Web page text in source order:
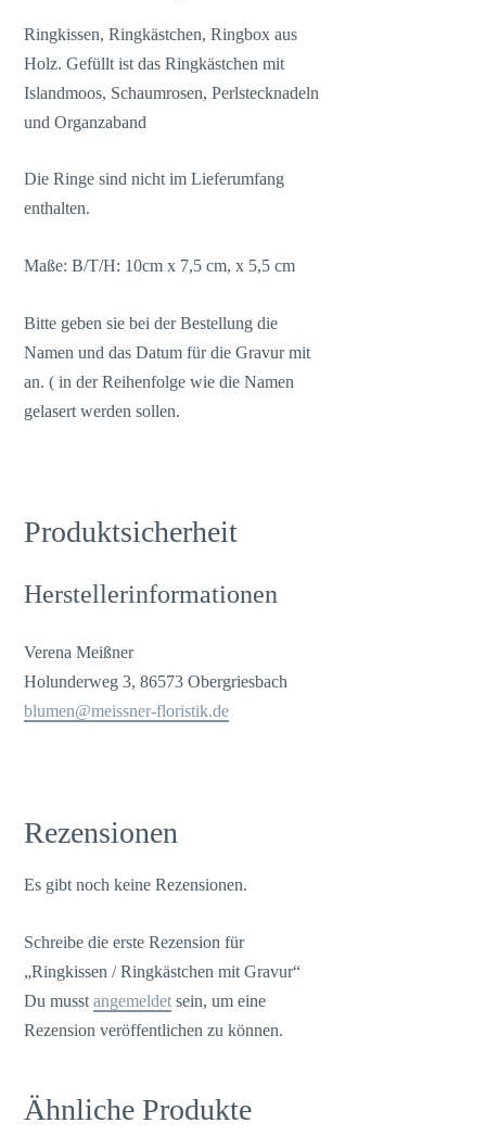
Ringkissen, Ringkästchen, Ringbox aus
Holz. Gefüllt ist das Ringkästchen mit
Islandmoos, Schaumrosen, Perlstecknadeln
und Organzaband
Die Ringe sind nicht im Lieferumfang
enthalten.
Maße: B/T/H: 10cm x 7,5 cm, x 5,5 cm
Bitte geben sie bei der Bestellung die
Namen und das Datum für die Gravur mit
an. ( in der Reihenfolge wie die Namen
gelasert werden sollen.
Produktsicherheit
Herstellerinformationen
Verena Meißner
Holunderweg 3, 86573 Obergriesbach
blumen@meissner-floristik.de
Rezensionen
Es gibt noch keine Rezensionen.
Schreibe die erste Rezension für
„Ringkissen / Ringkästchen mit Gravur“
Du musstangemeldet sein, um eine
Rezension veröffentlichen zu können.
Ähnliche Produkte